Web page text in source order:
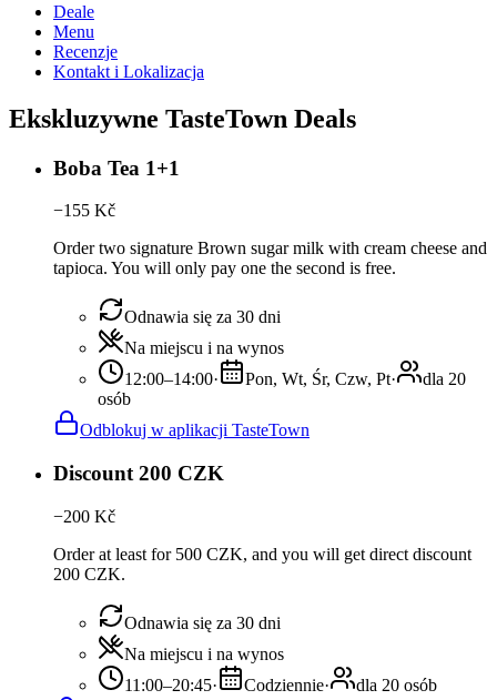
Deale
Menu
Recenzje
Kontakt i Lokalizacja
Ekskluzywne TasteTown Deals
Boba Tea 1+1
−155 Kč
Order two signature Brown sugar milk with cream cheese and
tapioca. You will only pay one the second is free.
Odnawia się za 30 dni
Na miejscu i na wynos
12:00–14:00· Pon, Wt, Śr, Czw, Pt·
dla 20
osób
Odblokuj w aplikacji TasteTown
Discount 200 CZK
−200 Kč
Order at least for 500 CZK, and you will get direct discount
200 CZK.
Odnawia się za 30 dni
Na miejscu i na wynos
11:00–20:45· Codziennie·
dla 20 osób